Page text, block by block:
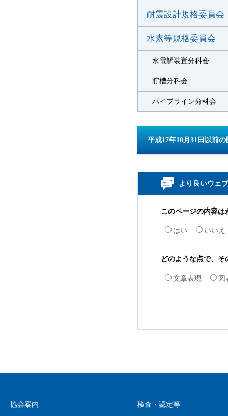
耐震設計規格委員会
水素等規格委員会
水電解装置分科会
貯槽分科会
パイプライン分科会
平成17年10月31日以前
より良いウェ
このページの内容は
はい いいえ
どのような点で、
文章表現 図
協会案内 検査・認定等